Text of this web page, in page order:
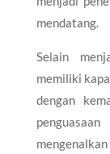
mendatang.
Selain
memiliki
dengan